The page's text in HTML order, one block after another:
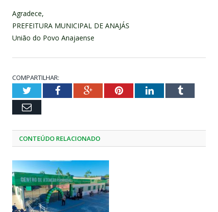
Agradece,
PREFEITURA MUNICIPAL DE ANAJÁS
União do Povo Anajaense
COMPARTILHAR:
TwitterFacebookGoogle+PinterestLinkedInTumblr
Email
CONTEÚDO RELACIONADO